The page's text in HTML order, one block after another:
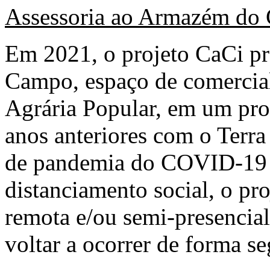
Assessoria ao Armazém
Em 2021, o projeto CaCi
Campo, espaço de
Agrária Popular, em um
anos anteriores com o
de pandemia do COVID-
distanciamento social, o
remota e/ou semi-
voltar a ocorrer de forma